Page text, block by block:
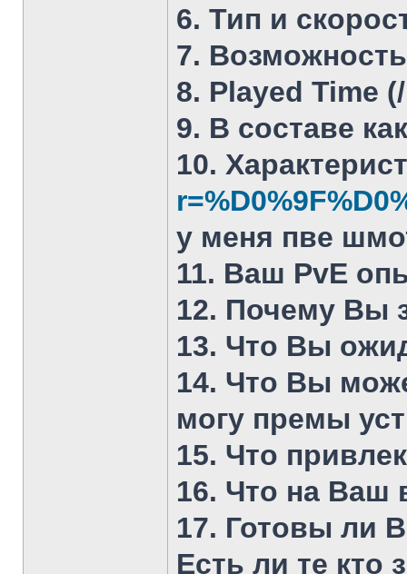
6. Тип и
7.
8. Played Time
9. В составе
10.
у меня пве
11. Ваш PvE
12. Почему Вы
13. Что Вы
14. Что Вы
могу премы
15. Что
16. Что на Ваш
17. Готовы ли
Есть ли те кто